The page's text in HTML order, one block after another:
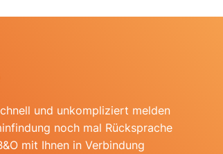
und unkompliziert melden
noch mal Rücksprache
mit Ihnen in Verbindung